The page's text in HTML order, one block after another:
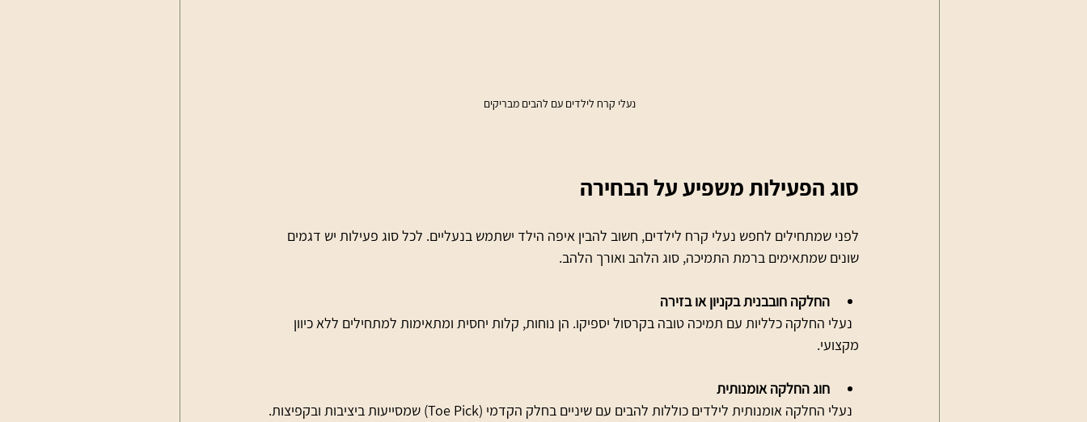
נעלי קרח לילדים עם להבים מבריקים
סוג הפעילות משפיע על הבחירה
לפני שמתחילים לחפש נעלי קרח לילדים, חשוב להבין איפה הילד ישתמש בנעליים. לכל סוג פעילות יש דגמים
שונים שמתאימים ברמת התמיכה, סוג הלהב ואורך הלהב.
החלקה חובבנית בקניון או בזירה
  נעלי החלקה כלליות עם תמיכה טובה בקרסול יספיקו. הן נוחות, קלות יחסית ומתאימות למתחילים ללא כיוון
מקצועי.
חוג החלקה אומנותית
  נעלי החלקה אומנותית לילדים כוללות להבים עם שיניים בחלק הקדמי (Toe Pick) שמסייעות ביציבות ובקפיצות.